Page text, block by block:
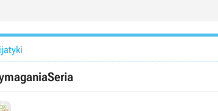
Seria